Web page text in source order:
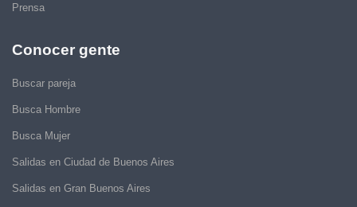
Prensa
Conocer gente
Buscar pareja
Busca Hombre
Busca Mujer
Salidas en Ciudad de Buenos Aires
Salidas en Gran Buenos Aires